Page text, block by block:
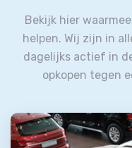
Bekijk hier waarmee
helpen. Wij zijn in
dagelijks actief in
opkopen tegen